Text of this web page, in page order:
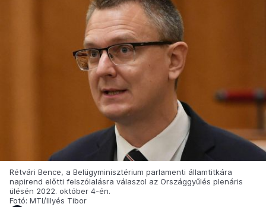
Rétvári Bence, a Belügyminisztérium parlamenti államtitkára
napirend előtti felszólalásra válaszol az Országgyűlés plenáris
ülésén 2022. október 4-én.
Fotó: MTI/Illyés Tibor